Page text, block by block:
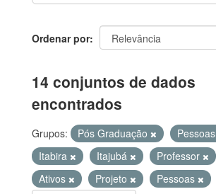
Ordenar por
14 conjuntos de dados
encontrados
Grupos: Pós Graduação Pessoas
Itabira
Itajubá Professor
Ativos
Projeto
Pessoas